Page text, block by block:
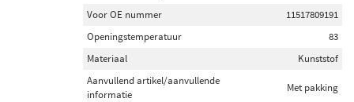
Voor OE nummer
11517809191
Openingstemperatuur
83
Materiaal
Kunststof
Aanvullend artikel/aanvullende
informatie
Met pakking